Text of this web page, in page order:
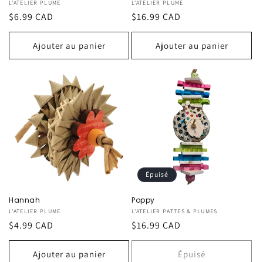
Fournisseur :
L'ATELIER PLUME
Prix
habituel
$6.99 CAD
Ajouter au panier
Fournisseur :
L'ATELIER PLUME
Prix
habituel
$16.99 CAD
Ajouter au panier
Hannah
Fournisseur :
L'ATELIER PLUME
Prix
habituel
$4.99 CAD
Ajouter au panier
Épuisé
Poppy
Fournisseur :
L'ATELIER PATTES & PLUMES
Prix
habituel
$16.99 CAD
Épuisé